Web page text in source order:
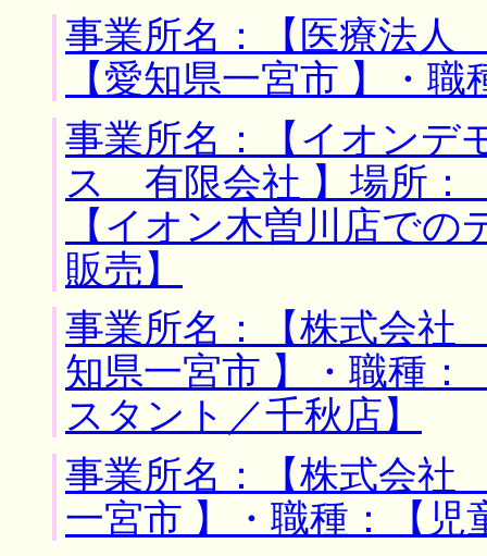
事業所名：【医療法
【愛知県一宮市 】・
事業所名：【イオンデ
ス 有限会社 】場所：
【イオン木曽川店で
販売】
事業所名：【株式会社
知県一宮市 】・職種
スタント／千秋店】
事業所名：【株式会
一宮市 】・職種：【